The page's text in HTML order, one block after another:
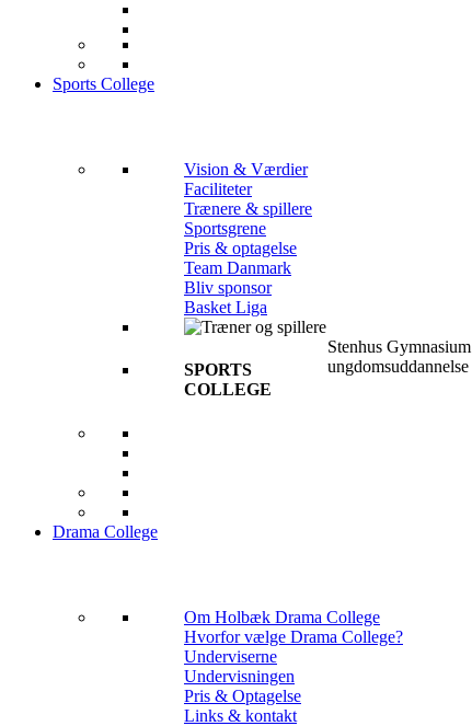
Sports College
Vision & Værdier
Faciliteter
Trænere & spillere
Sportsgrene
Pris & optagelse
Team Danmark
Bliv sponsor
Basket Liga
SPORTS
COLLEGE
Stenhus
ungdomsuddannelse
Drama College
Om Holbæk Drama College
Hvorfor vælge Drama College?
Underviserne
Undervisningen
Pris & Optagelse
Links & kontakt